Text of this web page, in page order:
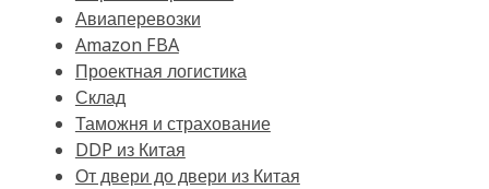
Авиаперевозки
Amazon FBA
Проектная логистика
Склад
Таможня и страхование
DDP из Китая
От двери до двери из Китая